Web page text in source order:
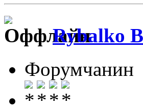
Rybalko
Форумчанин